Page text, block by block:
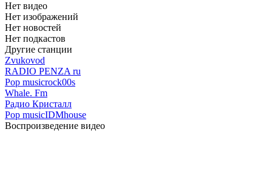
Нет видео
Нет изображений
Нет новостей
Нет подкастов
Другие станции
Zvukovod
RADIO PENZA ru
Pop musicrock00s
Whale. Fm
Радио Кристалл
Pop musicIDMhouse
Воспроизведение видео